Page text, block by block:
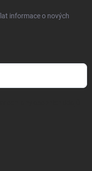
informace o nových